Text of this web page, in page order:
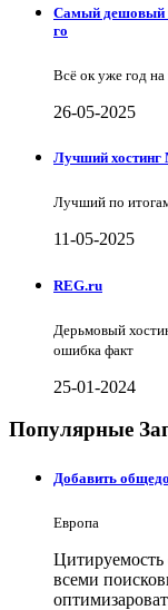
Самый дешовый
го
Всё ок уже год на
26-05-2025
Лучший хостинг
Лучший по
11-05-2025
REG.ru
Дерьмовый
ошибка факт
25-01-2024
Популярные
Добавить
Европа
Цитируемость
всеми